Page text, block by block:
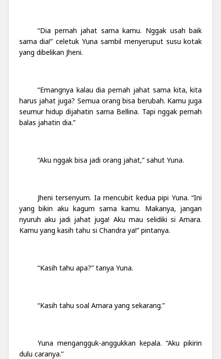
“Dia pernah jahat sama kamu. Nggak usah baik
sama dia!” celetuk Yuna sambil menyeruput susu kotak
yang dibelikan Jheni.
“Emangnya kalau dia pernah jahat sama kita, kita
harus jahat juga? Semua orang bisa berubah. Kamu juga
seumur hidup dijahatin sama Bellina. Tapi nggak pernah
balas jahatin dia.”
“Aku nggak bisa jadi orang jahat,” sahut Yuna.
Jheni tersenyum. Ia mencubit kedua pipi Yuna. “Ini
yang bikin aku kagum sama kamu. Makanya, jangan
nyuruh aku jadi jahat juga! Aku mau selidiki si Amara.
Kamu yang kasih tahu si Chandra ya!” pintanya.
“Kasih tahu apa?” tanya Yuna.
“Kasih tahu soal Amara yang sekarang.”
Yuna mengangguk-anggukkan kepala. “Aku pikirin
dulu caranya.”